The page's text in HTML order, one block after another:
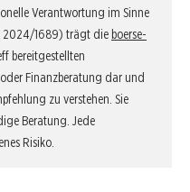
Verantwortung im Sinne
2024/1689) trägt die boerse-
bereitgestellten
Finanzberatung dar und
zu verstehen. Sie
Beratung. Jede
Risiko.